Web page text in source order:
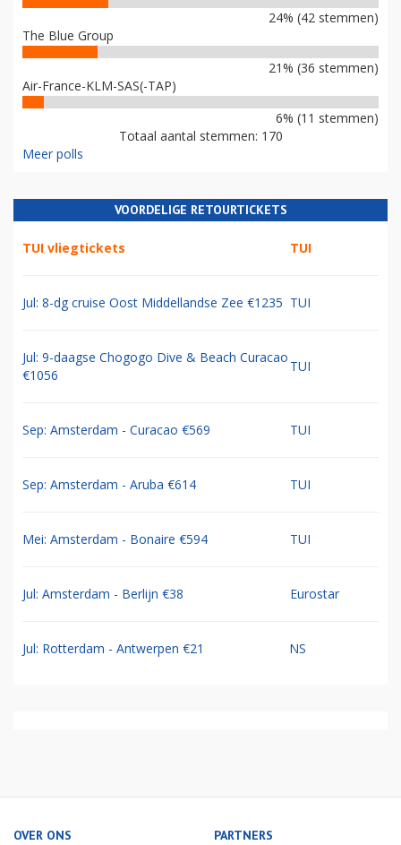
24% (42 stemmen)
The Blue Group
21% (36 stemmen)
Air-France-KLM-SAS(-TAP)
6% (11 stemmen)
Totaal aantal stemmen: 170
Meer polls
VOORDELIGE RETOURTICKETS
TUI vliegtickets TUI
Jul: 8-dg cruise Oost Middellandse Zee €1235 TUI
Jul: 9-daagse Chogogo Dive & Beach Curacao
€1056
TUI
Sep: Amsterdam - Curacao €569 TUI
Sep: Amsterdam - Aruba €614 TUI
Mei: Amsterdam - Bonaire €594 TUI
Jul: Amsterdam - Berlijn €38 Eurostar
Jul: Rotterdam - Antwerpen €21 NS
OVER ONS PARTNERS